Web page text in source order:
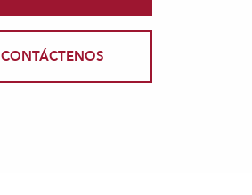
CONTÁCTENOS